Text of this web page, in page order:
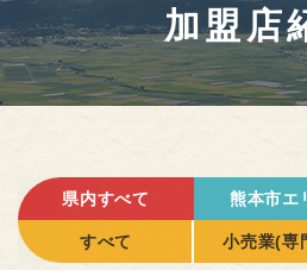
加盟店
県内すべて 熊本市エ
すべて 小売業(専
HOME
組合につい
ABOUT US
加盟店紹介
MEMBER
関連組織紹